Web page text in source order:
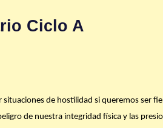
Ciclo A
de hostilidad si queremos ser
de nuestra integridad física y las